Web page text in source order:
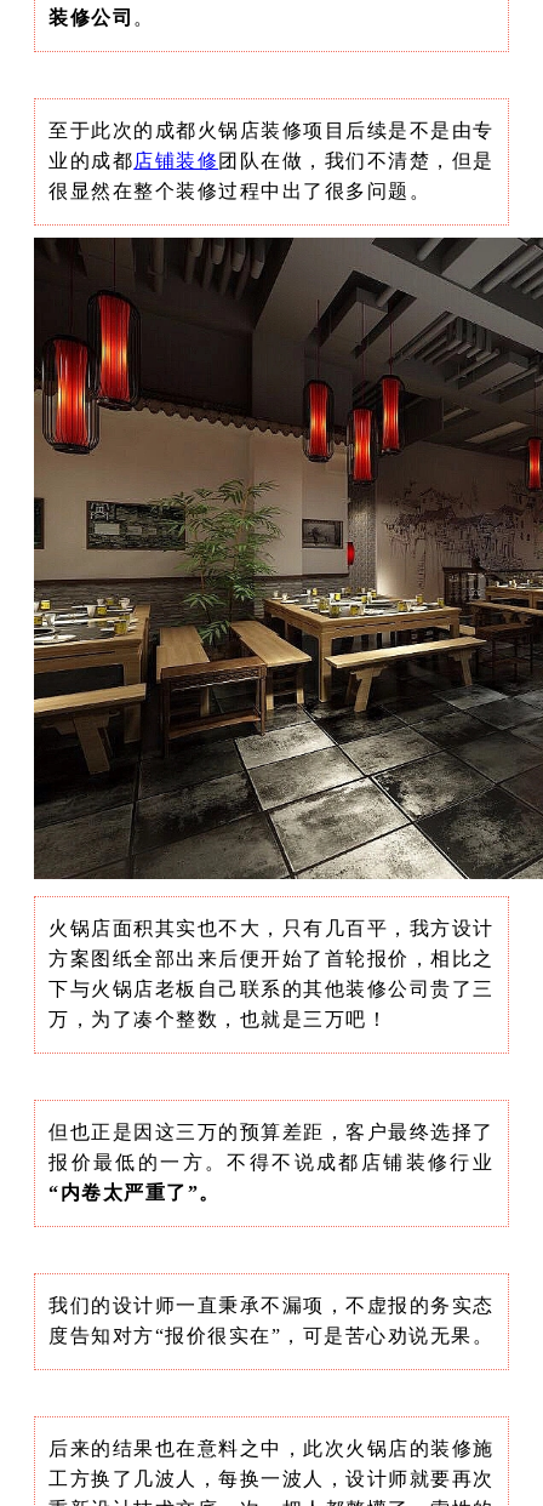
装修公司 。
至于此次的成都火锅店装修项目后续是不是由专
业的成都店铺装修 团队在做，我们不清楚，但是
很显然在整个装修过程中出了很多问题。
火锅店面积其实也不大，只有几百平，我方设计
方案图纸全部出来后便开始了首轮报价，相比之
下与火锅店老板自己联系的其他装修公司贵了三
万，为了凑个整数，也就是三万吧！
但也正是因这三万的预算差距，客户最终选择了
报价最低的一方。不得不说成都店铺装修行业
“内卷太严重了”。
我们的设计师一直秉承不漏项，不虚报的务实态
度告知对方“报价很实在”，可是苦心劝说无果。
后来的结果也在意料之中，此次火锅店的装修施
工方换了几波人，每换一波人，设计师就要再次